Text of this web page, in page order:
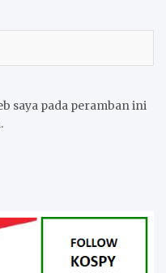
saya pada peramban ini